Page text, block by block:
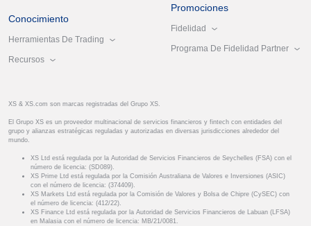
Conocimiento
Herramientas De Trading
Recursos
Promociones
Fidelidad
Programa De Fidelidad Partner
XS & XS.com son marcas registradas del Grupo XS.
El Grupo XS es un proveedor multinacional de servicios financieros y fintech con entidades del
grupo y alianzas estratégicas reguladas y autorizadas en diversas jurisdicciones alrededor del
mundo.
XS Ltd está regulada por la Autoridad de Servicios Financieros de Seychelles (FSA) con el
número de licencia: (SD089).
XS Prime Ltd está regulada por la Comisión Australiana de Valores e Inversiones (ASIC)
con el número de licencia: (374409).
XS Markets Ltd está regulada por la Comisión de Valores y Bolsa de Chipre (CySEC) con
el número de licencia: (412/22).
XS Finance Ltd está regulada por la Autoridad de Servicios Financieros de Labuan (LFSA)
en Malasia con el número de licencia: MB/21/0081.